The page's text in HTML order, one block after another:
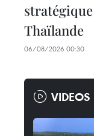
Thaïlande
06/08/2026 00:30
VIDEOS